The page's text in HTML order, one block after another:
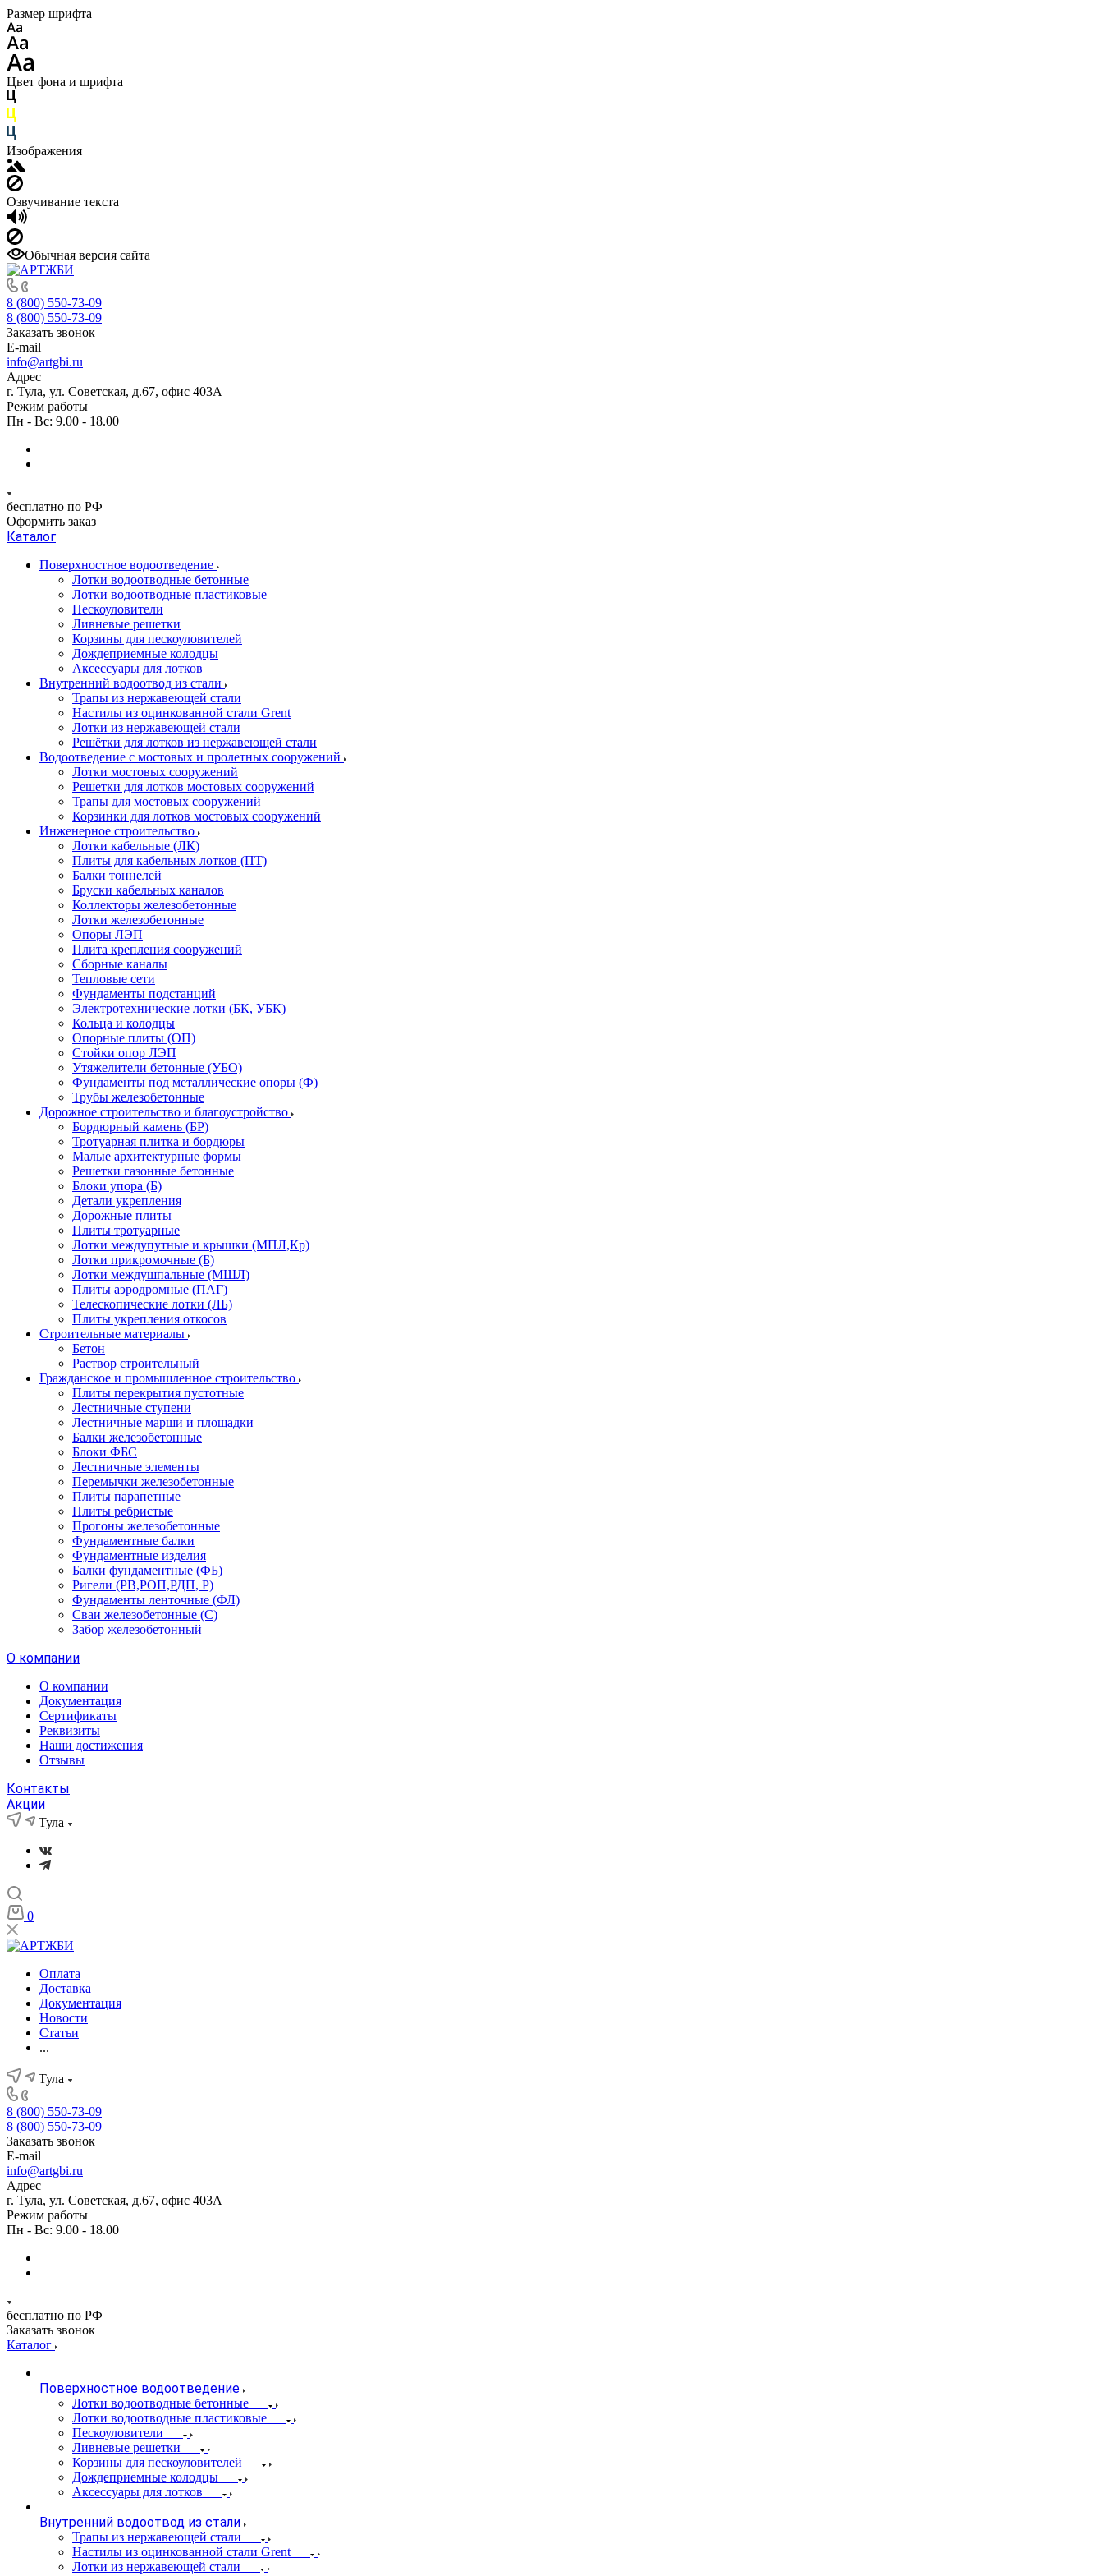
Размер шрифта
Цвет фона и шрифта
Изображения
Озвучивание текста
Обычная версия сайта
8 (800) 550-73-09
8 (800) 550-73-09
Заказать звонок
E-mail
info@artgbi.ru
Адрес
г. Тула, ул. Советская, д.67, офис 403А
Режим работы
Пн - Вс: 9.00 - 18.00
бесплатно по РФ
Оформить заказ
Каталог
Поверхностное водоотведение
Лотки водоотводные бетонные
Лотки водоотводные пластиковые
Пескоуловители
Ливневые решетки
Корзины для пескоуловителей
Дождеприемные колодцы
Аксессуары для лотков
Внутренний водоотвод из стали
Трапы из нержавеющей стали
Настилы из оцинкованной стали Grent
Лотки из нержавеющей стали
Решётки для лотков из нержавеющей стали
Водоотведение с мостовых и пролетных сооружений
Лотки мостовых сооружений
Решетки для лотков мостовых сооружений
Трапы для мостовых сооружений
Корзинки для лотков мостовых сооружений
Инженерное строительство
Лотки кабельные (ЛК)
Плиты для кабельных лотков (ПТ)
Балки тоннелей
Бруски кабельных каналов
Коллекторы железобетонные
Лотки железобетонные
Опоры ЛЭП
Плита крепления сооружений
Сборные каналы
Тепловые сети
Фундаменты подстанций
Электротехнические лотки (БК, УБК)
Кольца и колодцы
Опорные плиты (ОП)
Стойки опор ЛЭП
Утяжелители бетонные (УБО)
Фундаменты под металлические опоры (Ф)
Трубы железобетонные
Дорожное строительство и благоустройство
Бордюрный камень (БР)
Тротуарная плитка и бордюры
Малые архитектурные формы
Решетки газонные бетонные
Блоки упора (Б)
Детали укрепления
Дорожные плиты
Плиты тротуарные
Лотки междупутные и крышки (МПЛ,Кр)
Лотки прикромочные (Б)
Лотки междушпальные (МШЛ)
Плиты аэродромные (ПАГ)
Телескопические лотки (ЛБ)
Плиты укрепления откосов
Строительные материалы
Бетон
Раствор строительный
Гражданское и промышленное строительство
Плиты перекрытия пустотные
Лестничные ступени
Лестничные марши и площадки
Балки железобетонные
Блоки ФБС
Лестничные элементы
Перемычки железобетонные
Плиты парапетные
Плиты ребристые
Прогоны железобетонные
Фундаментные балки
Фундаментные изделия
Балки фундаментные (ФБ)
Ригели (РВ,РОП,РДП, Р)
Фундаменты ленточные (ФЛ)
Сваи железобетонные (С)
Забор железобетонный
О компании
О компании
Документация
Сертификаты
Реквизиты
Наши достижения
Отзывы
Контакты
Акции
Тула
0
Оплата
Доставка
Документация
Новости
Статьи
...
Тула
8 (800) 550-73-09
8 (800) 550-73-09
Заказать звонок
E-mail
info@artgbi.ru
Адрес
г. Тула, ул. Советская, д.67, офис 403А
Режим работы
Пн - Вс: 9.00 - 18.00
бесплатно по РФ
Заказать звонок
Каталог
Поверхностное водоотведение
Лотки водоотводные бетонные
Лотки водоотводные пластиковые
Пескоуловители
Ливневые решетки
Корзины для пескоуловителей
Дождеприемные колодцы
Аксессуары для лотков
Внутренний водоотвод из стали
Трапы из нержавеющей стали
Настилы из оцинкованной стали Grent
Лотки из нержавеющей стали